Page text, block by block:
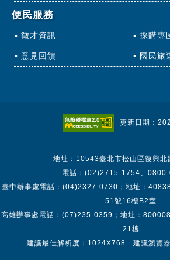
便民服務
徵才資訊 採購專
意見回饋 國民旅
更新日期：
地址：10543臺北市松山區復興
電話：(02)2715-1754、
臺中辦事處電話：(04)2327-0730；地址：
51號16樓B2室
高雄辦事處電話：(07)235-0359；地址：
21樓
建議最佳解析度：1024X768 建議瀏覽